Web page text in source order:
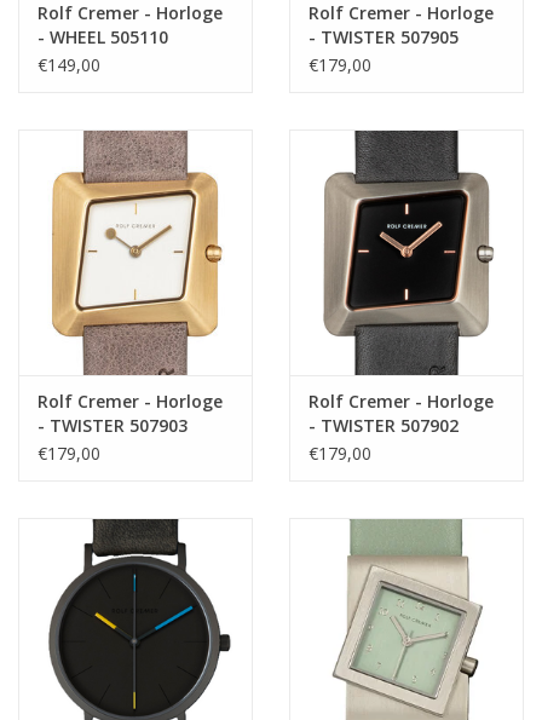
Rolf Cremer - Horloge
- WHEEL 505110
€149,00
Rolf Cremer - Horloge
- TWISTER 507905
€179,00
Rolf Cremer - Horloge
- TWISTER 507903
€179,00
Rolf Cremer - Horloge
- TWISTER 507902
€179,00